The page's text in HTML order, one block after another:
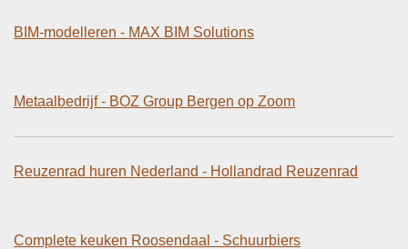
BIM-modelleren - MAX BIM Solutions
Metaalbedrijf - BOZ Group Bergen op Zoom
Reuzenrad huren Nederland - Hollandrad Reuzenrad
Complete keuken Roosendaal - Schuurbiers